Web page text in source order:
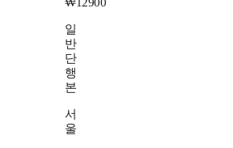
₩12900
일
반
단
행
본
서
울